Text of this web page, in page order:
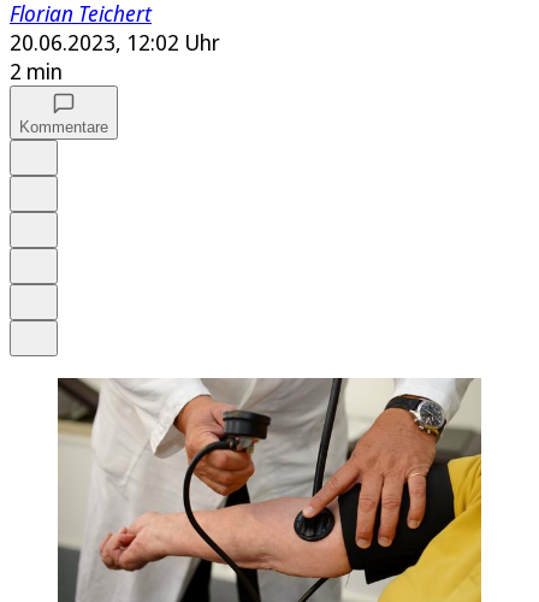
Florian Teichert
20.06.2023, 12:02 Uhr
2 min
Kommentare